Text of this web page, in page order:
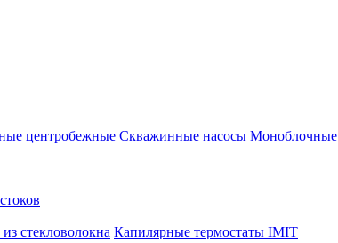
центробежные Скважинные насосы Моноблочные
стекловолокна Капилярные термостаты IMIT